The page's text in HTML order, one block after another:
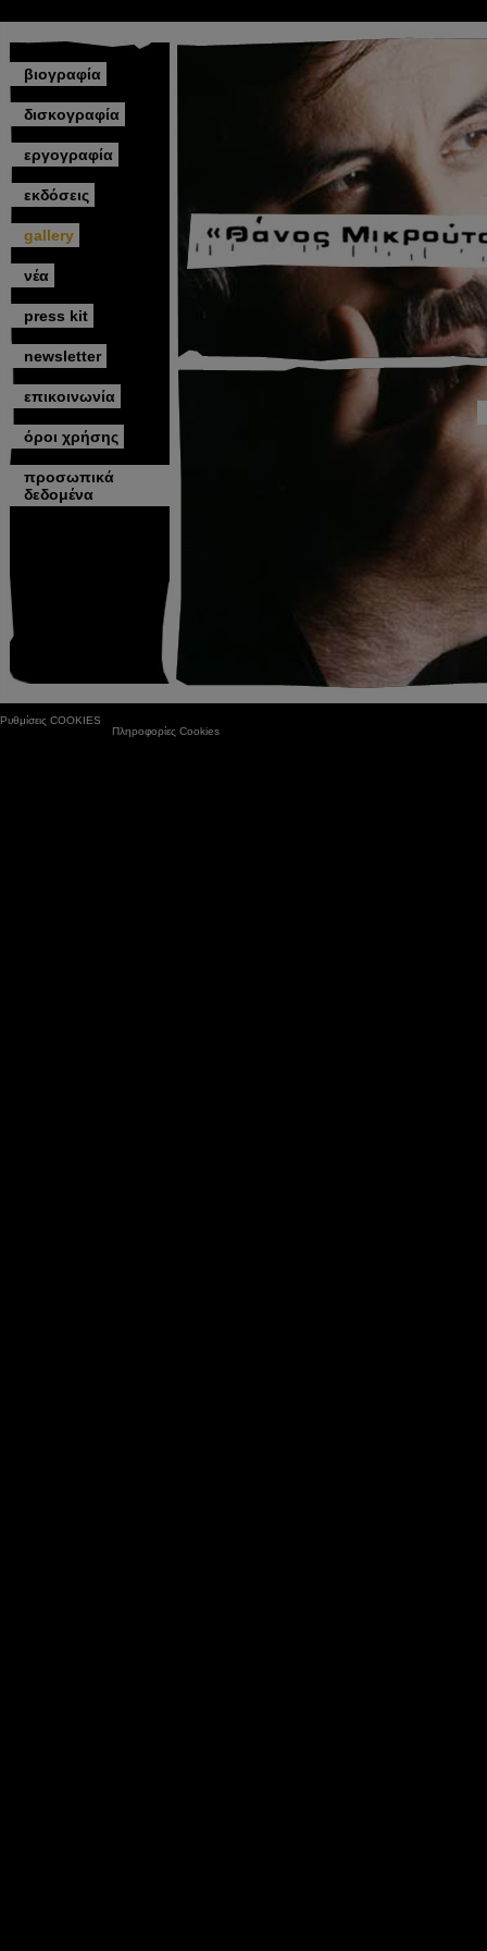
βιογραφία
δισκογραφία
εργογραφία
εκδόσεις
gallery
νέα
press kit
newsletter
επικοινωνία
όροι χρήσης
προσωπικά
δεδομένα
Ρυθμίσεις COOKIES
Πληροφορίες Cookies